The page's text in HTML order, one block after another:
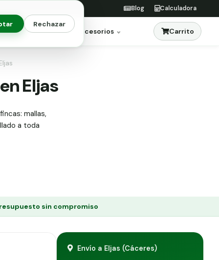
Rechazar
Blog Calculadora
Jardinería Accesorios Carrito
Eljas
mallas,
a toda
sin compromiso
Envío a Eljas (Cáceres)